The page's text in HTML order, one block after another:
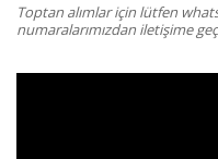
Toptan alımlar için lütfen
numaralarımızdan iletişime